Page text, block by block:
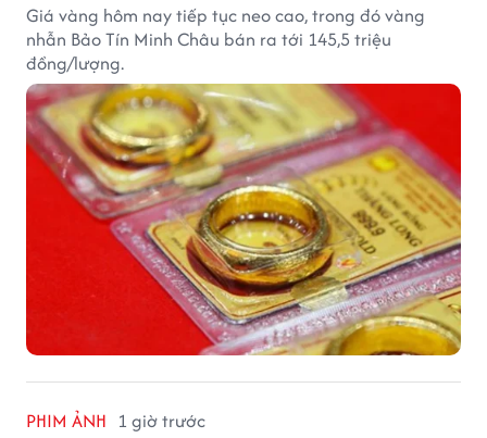
Giá vàng hôm nay tiếp tục neo cao, trong đó vàng
nhẫn Bảo Tín Minh Châu bán ra tới 145,5 triệu
đồng/lượng.
PHIM ẢNH 1 giờ trước